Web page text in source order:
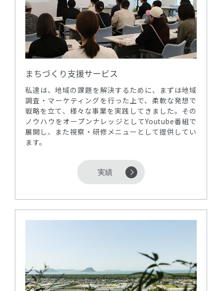
まちづくり支援サービス
私達は、地域の課題を解決するために、まずは地域
調査・マーケティングを行った上で、柔軟な発想で
戦略を立て、様々な事業を実践してきました。その
ノウハウをオープンナレッジとしてYoutube番組で
展開し、また視察・研修メニューとして提供してい
ます。
実績